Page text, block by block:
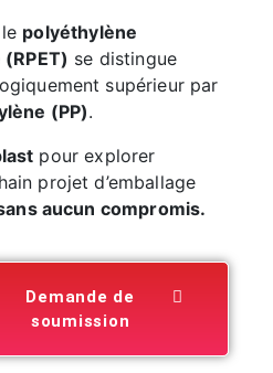
polyéthylène
se distingue
supérieur par
(PP).
pour explorer
projet d’emballage
aucun compromis.
Demande de
soumission